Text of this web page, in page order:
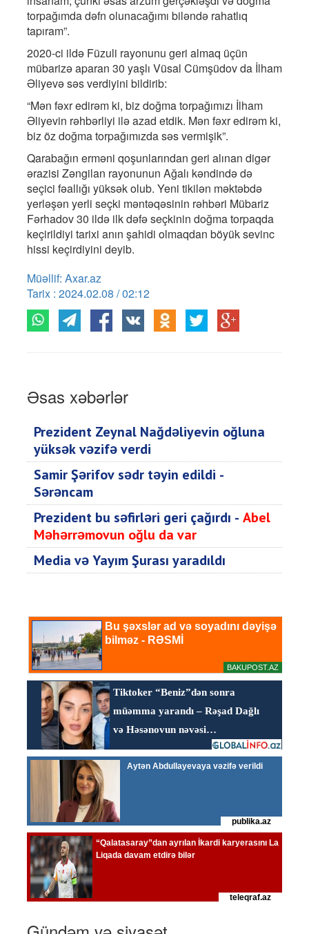
torpağımda dəfn olunacağımı biləndə rahatlıq
tapıram”.
2020-ci ildə Füzuli rayonunu geri almaq üçün
mübarizə aparan 30 yaşlı Vüsal Cümşüdov da İlham
Əliyevə səs verdiyini bildirib:
“Mən fəxr edirəm ki, biz doğma torpağımızı İlham
Əliyevin rəhbərliyi ilə azad etdik. Mən fəxr edirəm ki,
biz öz doğma torpağımızda səs vermişik”.
Qarabağın erməni qoşunlarından geri alınan digər
ərazisi Zəngilan rayonunun Ağalı kəndində də
seçici fəallığı yüksək olub. Yeni tikilən məktəbdə
yerləşən yerli seçki məntəqəsinin rəhbəri Mübariz
Fərhadov 30 ildə ilk dəfə seçkinin doğma torpaqda
keçirildiyi tarixi anın şahidi olmaqdan böyük sevinc
hissi keçirdiyini deyib.
Müəllif: Axar.az
Tarix : 2024.02.08 / 02:12
Əsas xəbərlər
Prezident Zeynal Nağdəliyevin oğluna
yüksək vəzifə verdi
Samir Şərifov sədr təyin edildi -
Sərəncam
Prezident bu səfirləri geri çağırdı - Abel
Məhərrəmovun oğlu da var
Media və Yayım Şurası yaradıldı